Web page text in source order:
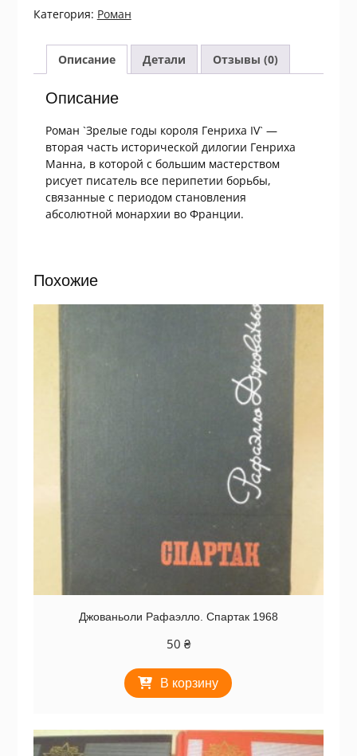
Манн.
Зрелые
годы
короля
Генриха
Категория: Роман
Описание Детали Отзывы (0)
Описание
Роман `Зрелые годы короля Генриха IV` —
вторая часть исторической дилогии Генриха
Манна, в которой с большим мастерством
рисует писатель все перипетии борьбы,
связанные с периодом становления
абсолютной монархии во Франции.
Похожие
Джованьоли Рафаэлло. Спартак 1968
50 ₴
В корзину